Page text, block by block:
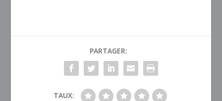
PARTAGER:
TAUX: